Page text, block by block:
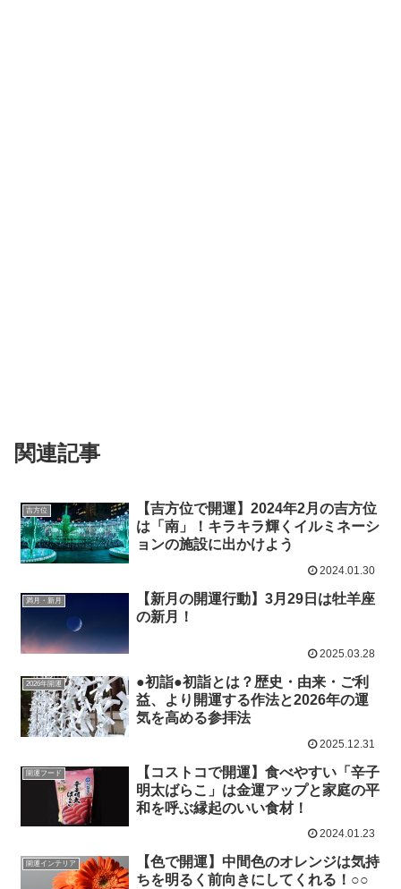
関連記事
吉方位
【吉方位で開運】2024年2月の吉方位
は「南」！キラキラ輝くイルミネーシ
ョンの施設に出かけよう
2024.01.30
満月・新月
【新月の開運行動】3月29日は牡羊座
の新月！
2025.03.28
2026年開運
●初詣●初詣とは？歴史・由来・ご利
益、より開運する作法と2026年の運
気を高める参拝法
2025.12.31
開運フード
【コストコで開運】食べやすい「辛子
明太ばらこ」は金運アップと家庭の平
和を呼ぶ縁起のいい食材！
2024.01.23
開運インテリア
【色で開運】中間色のオレンジは気持
ちを明るく前向きにしてくれる！○○